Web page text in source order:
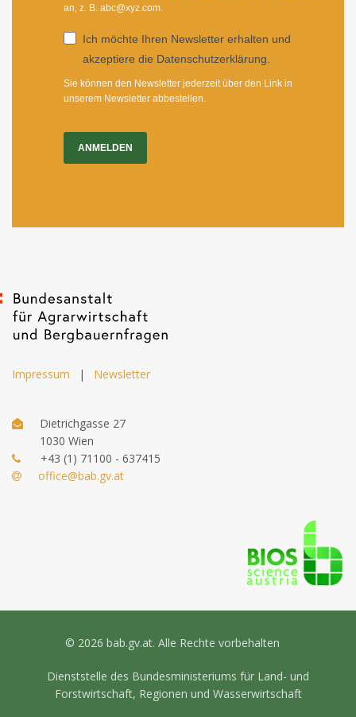
an, z. B. abc@xyz.com.
Ich möchte Ihren Newsletter erhalten und
akzeptiere die Datenschutzerklärung.
Sie können den Newsletter jederzeit über den Link in
unserem Newsletter abbestellen.
ANMELDEN
Impressum | Newsletter
Dietrichgasse 27
1030 Wien
+43 (1) 71100 - 637415
office@bab.gv.at
© 2026 bab.gv.at. Alle Rechte vorbehalten
Dienststelle des Bundesministeriums für Land- und
Forstwirtschaft, Regionen und Wasserwirtschaft